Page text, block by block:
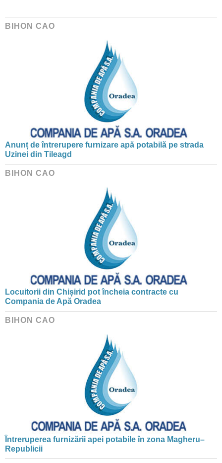
BIHON CAO
Anunț de întrerupere furnizare apă potabilă pe strada
Uzinei din Tileagd
BIHON CAO
Locuitorii din Chișirid pot încheia contracte cu
Compania de Apă Oradea
BIHON CAO
Întreruperea furnizării apei potabile în zona Magheru–
Republicii